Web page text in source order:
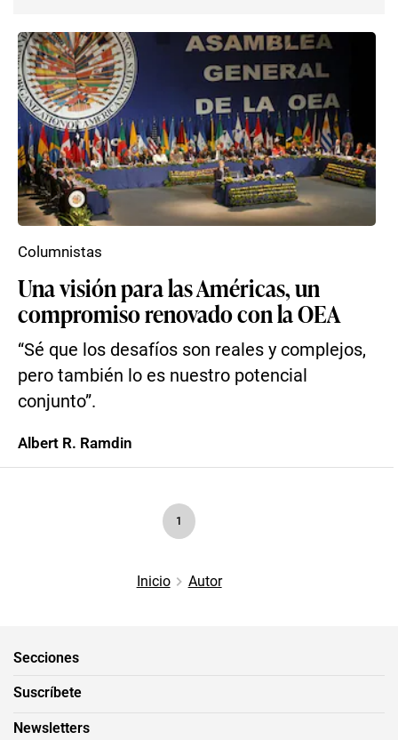
Una visión para las Américas, un
compromiso renovado con la OEA
“Sé que los desafíos son reales y complejos,
pero también lo es nuestro potencial
conjunto”.
Columnistas
Albert R. Ramdin
1
Inicio Autor
Secciones
Suscríbete
Newsletters